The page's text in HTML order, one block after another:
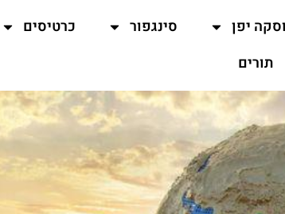
יפן סינגפור
כרטיסים
תורים